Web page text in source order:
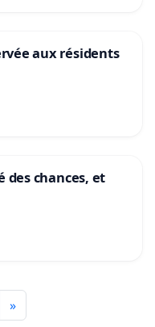
aux résidents
des chances, et
»